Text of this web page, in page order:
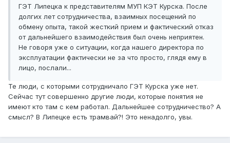
ГЭТ Липецка к представителям МУП КЭТ Курска. После
долгих лет сотрудничества, взаимных посещений по
обмену опыта, такой жесткий прием и фактический отказ
от дальнейшего взаимодействия был очень неприятен.
Не говоря уже о ситуации, когда нашего директора по
эксплуатации фактически не за что просто, глядя ему в
лицо, послали...
Те люди, с которыми сотрудничало ГЭТ Курска уже нет.
Сейчас тут совершенно другие люди, которые понятия не
имеют кто там с кем работал. Дальнейшее сотрудничество? А
смысл? В Липецке есть трамвай?! Это ненадолго, увы.